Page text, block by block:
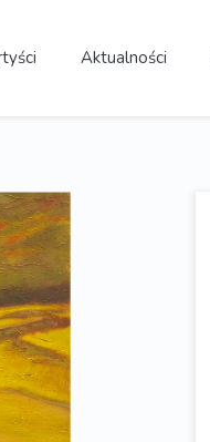
Aktualności